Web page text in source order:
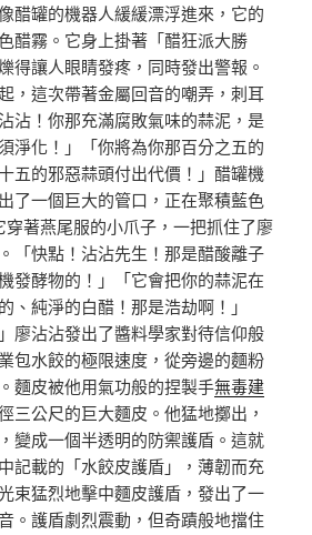
醋罐的機器人緩緩漂浮進來，它的
醋霧。它身上掛著「醋狂派大勝
得讓人眼睛發疼，同時發出警報。
，這次帶著金屬回音的嘲弄，刺耳
沾！你那充滿腐敗氣味的蒜泥，是
淨化！」「你將為你那百分之五的
五的邪惡蒜頭付出代價！」醋罐機
了一個巨大的管口，正在聚積藍色
穿著燕尾服的小爪子，一把抓住了廖
「快點！沾沾先生！那是醋酸離子
發酵物的！」「它會把你的蒜泥在
、純淨的白醋！那是浩劫啊！」
廖沾沾發出了醬料學家對待信仰般
包水餃的極限速度，從旁邊的麵粉
麵皮被他用氣功般的捏製手無毒建
三公尺的巨大麵皮。他猛地擲出，
變成一個半透明的防禦護盾。這就
記載的「水餃皮護盾」，薄韌而充
束猛烈地擊中麵皮護盾，發出了一
。護盾劇烈震動，但奇蹟般地擋住